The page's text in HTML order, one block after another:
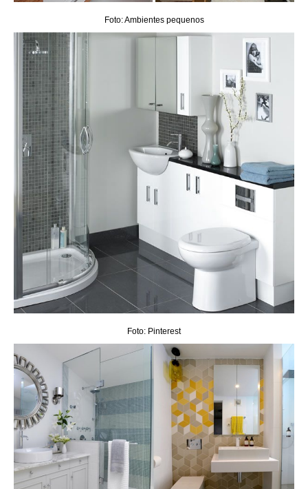
Foto: Ambientes pequenos
Foto: Pinterest